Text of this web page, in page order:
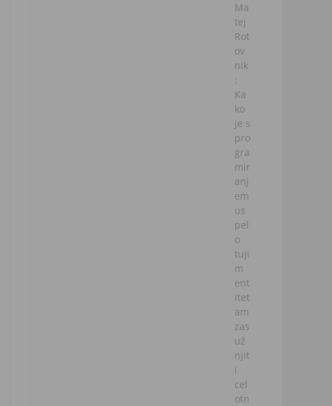
Ma
tej
Rot
ov
nik
:
Ka
ko
je s
pro
gra
mir
anj
em
us
pel
o
tuji
m
ent
itet
am
zas
už
njit
i
cel
otn